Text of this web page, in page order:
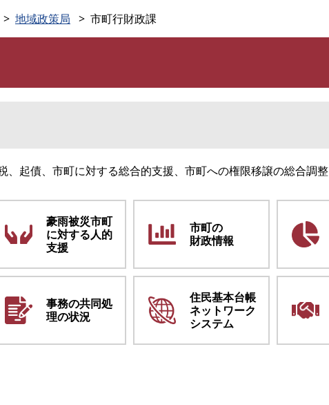
地域政策局 市町行財政課
、起債、市町に対する総合的支援、市町への権限移譲の総合調整
豪雨被災市町
に対する人的
支援
市町の
財政情報
事務の共同処
理の状況
住民基本台帳
ネットワーク
システム